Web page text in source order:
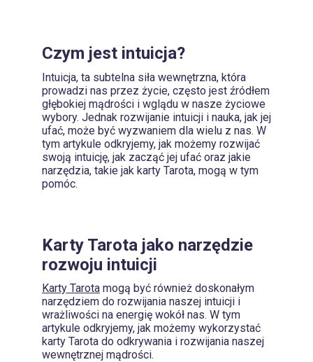
Czym jest intuicja?
Intuicja, ta subtelna siła wewnętrzna, która
prowadzi nas przez życie, często jest źródłem
głębokiej mądrości i wglądu w nasze życiowe
wybory. Jednak rozwijanie intuicji i nauka, jak jej
ufać, może być wyzwaniem dla wielu z nas. W
tym artykule odkryjemy, jak możemy rozwijać
swoją intuicję, jak zacząć jej ufać oraz jakie
narzędzia, takie jak karty Tarota, mogą w tym
pomóc.
Karty Tarota jako narzędzie
rozwoju intuicji
Karty Tarota mogą być również doskonałym
narzędziem do rozwijania naszej intuicji i
wrażliwości na energię wokół nas. W tym
artykule odkryjemy, jak możemy wykorzystać
karty Tarota do odkrywania i rozwijania naszej
wewnętrznej mądrości.